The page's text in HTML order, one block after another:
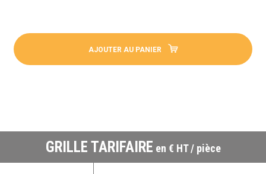
AJOUTER AU PANIER
GRILLE TARIFAIRE en € HT / pièce